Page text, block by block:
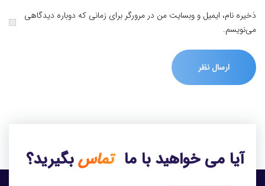
ذخیره نام، ایمیل و وبسایت من در مرورگر برای زمانی که دوباره دیدگاهی
می‌نویسم.
آیا می خواهید با ما تماسبگیرید؟